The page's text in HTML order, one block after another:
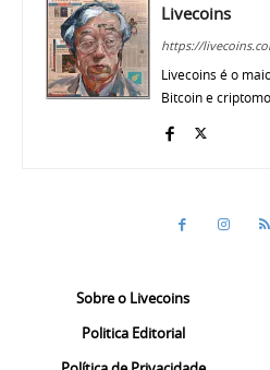
Livecoins
https://
Livecoins é o
Bitcoin e
Sobre o Livecoins
Politica Editorial